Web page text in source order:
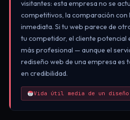
visitantes: esta empresa no se
competitivos, la comparación con
inmediata. Si tu web parece de
tu competidor, el cliente potencial
más profesional — aunque el
rediseño web de una empresa es
en credibilidad.
Vida útil media de un diseño